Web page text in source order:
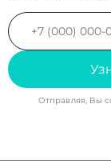
Отправляя, Вы